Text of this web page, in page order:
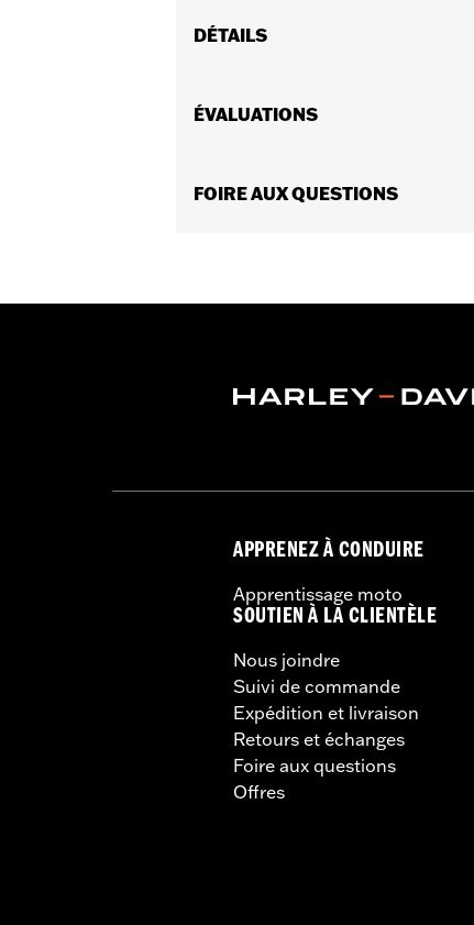
DÉTAILS
Vendues en unités:
ÉVALUATIONS
FOIRE AUX QUESTIONS
APPRENEZ À CONDUIRE
Apprentissage moto
SOUTIEN À LA CLIENTÈLE
Nous joindre
Suivi de commande
Expédition et livraison
Retours et échanges
Foire aux questions
Offres